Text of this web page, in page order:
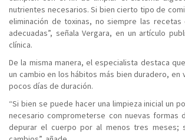
nutrientes necesarios. Si bien cierto tipo de
eliminación de toxinas, no siempre las
adecuadas”, señala Vergara, en un artículo
clínica.
De la misma manera, el especialista destaca
un cambio en los hábitos más bien duradero, en
pocos días de duración.
“Si bien se puede hacer una limpieza inicial un
necesario comprometerse con nuevas formas
depurar el cuerpo por al menos tres meses;